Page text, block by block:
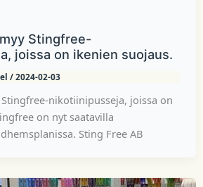
Stingfree-
joissa on ikenien suojaus.
/2024-02-03
nikotiinipusseja, joissa on
on nyt saatavilla
Sting Free AB